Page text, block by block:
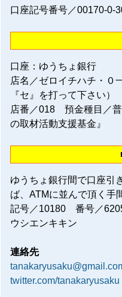
口座記号番号／
口座：ゆうちょ銀行
店名／ゼロイチハチ・０
『セ』を打って下さい）
店番／018 預金種目／
の取材活動支援基金』
ゆうちょ銀行間で口座引
ば、ATMに並んで頂く手
記号／10180 番号／
ウシエンキキン
連絡先
twitter.com/tanakaryusaku